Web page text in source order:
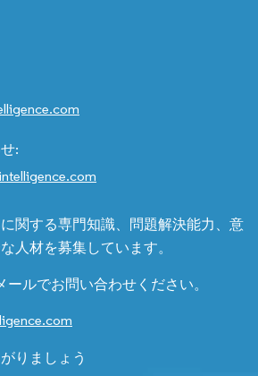
:
関する専門知識、問題解決能力、意
人材を募集しています。
ルでお問い合わせください。
りましょう